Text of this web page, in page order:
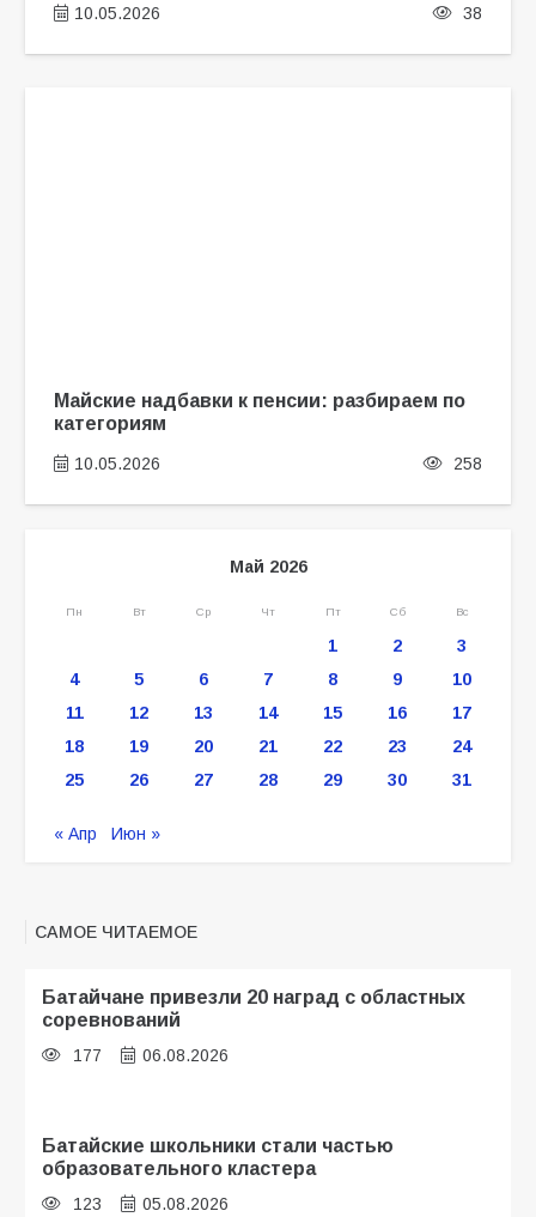
10.05.2026 38
Майские надбавки к пенсии: разбираем по
категориям
10.05.2026 258
Май 2026
Пн Вт Ср Чт Пт Сб Вс
1 2
3
4
5 6 7 8 9
10
11
12 13 14 15 16
17
18
19 20 21 22 23
24
25
26 27 28 29 30 31
« Апр Июн »
САМОЕ ЧИТАЕМОЕ
Батайчане привезли 20 наград с областных
соревнований
177 06.08.2026
Батайские школьники стали частью
образовательного кластера
123 05.08.2026